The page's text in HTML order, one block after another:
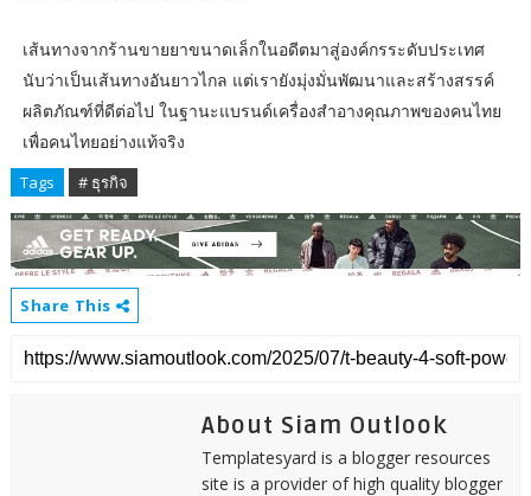
เส้นทางจากร้านขายยาขนาดเล็กในอดีตมาสู่องค์กรระดับประเทศ
นับว่าเป็นเส้นทางอันยาวไกล แต่เรายังมุ่งมั่นพัฒนาและสร้างสรรค์
ผลิตภัณฑ์ที่ดีต่อไป ในฐานะแบรนด์เครื่องสำอางคุณภาพของคนไทย
เพื่อคนไทยอย่างแท้จริง
Tags # ธุรกิจ
Share This
About Siam Outlook
Templatesyard is a blogger resources
site is a provider of high quality blogger